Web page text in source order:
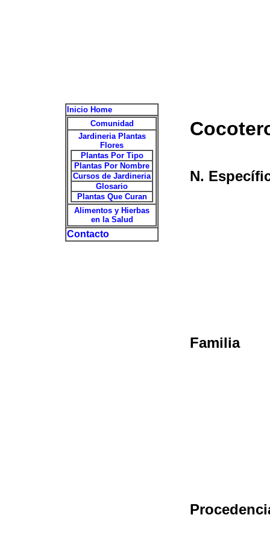
Inicio Home
Comunidad
Jardineria Plantas
Flores
Plantas Por Tipo
Plantas Por Nombre
Cursos de Jardineria
Glosario
Plantas Que Curan
Alimentos y Hierbas
en la Salud
Contacto
N.
Familia